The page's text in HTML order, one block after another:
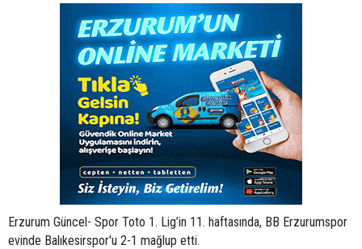
Erzurum Güncel- Spor Toto 1. Lig’in 11. haftasında, BB Erzurumspor
evinde Balıkesirspor'u 2-1 mağlup etti.